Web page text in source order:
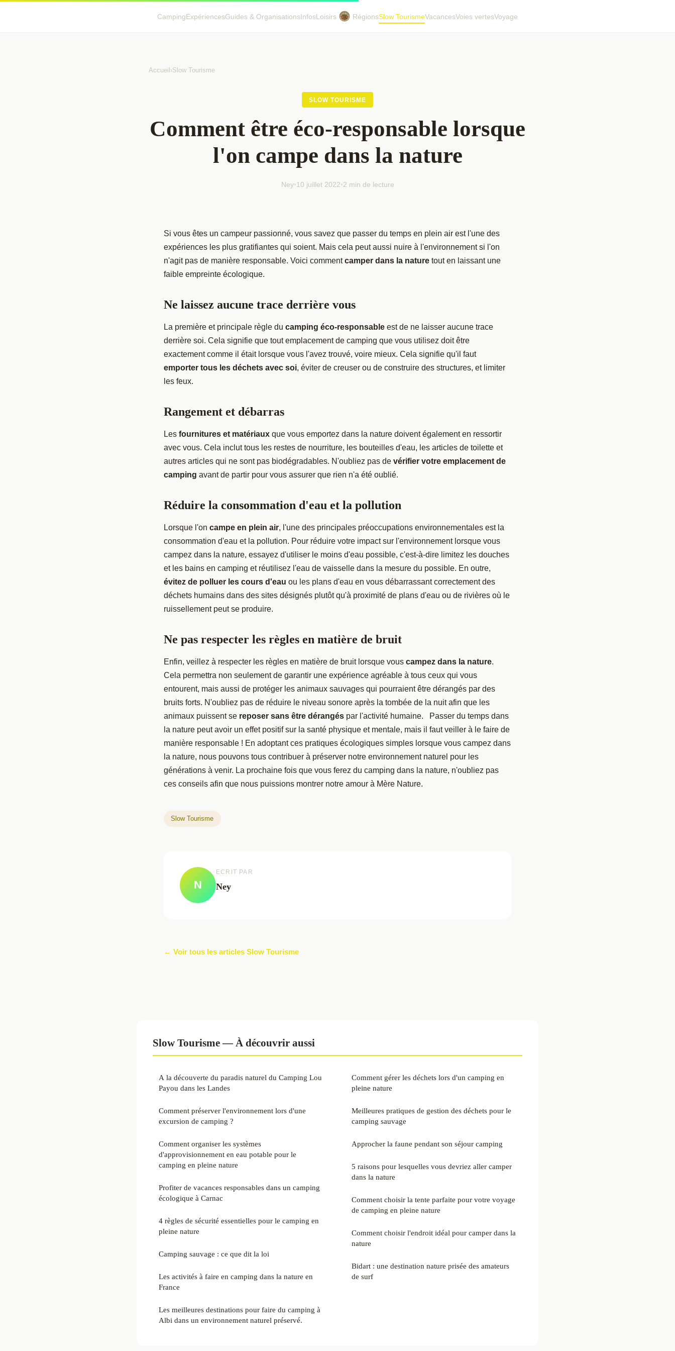
CampingExpériencesGuides & OrganisationsInfosLoisirs RégionsSlow TourismeVacancesVoies vertesVoyage
Accueil ›Slow Tourisme
SLOW TOURISME
Comment être éco-responsable lorsque
l'on campe dans la nature
Ney•10 juillet 2022•2 min de lecture
Si vous êtes un campeur passionné, vous savez que passer du temps en plein air est l'une des
expériences les plus gratifiantes qui soient. Mais cela peut aussi nuire à l'environnement si l'on
n'agit pas de manière responsable. Voici commentcamper dans la nature tout en laissant une
faible empreinte écologique.
Ne laissez aucune trace derrière vous
La première et principale règle du camping éco-responsable est de ne laisser aucune trace
derrière soi. Cela signifie que tout emplacement de camping que vous utilisez doit être
exactement comme il était lorsque vous l'avez trouvé, voire mieux. Cela signifie qu'il faut
emporter tous les déchets avec soi, éviter de creuser ou de construire des structures, et limiter
les feux.
Rangement et débarras
Les fournitures et matériaux que vous emportez dans la nature doivent également en ressortir
avec vous. Cela inclut tous les restes de nourriture, les bouteilles d'eau, les articles de toilette et
autres articles qui ne sont pas biodégradables. N'oubliez pas de vérifier votre emplacement de
camping avant de partir pour vous assurer que rien n'a été oublié.
Réduire la consommation d'eau et la pollution
Lorsque l'on campe en plein air, l'une des principales préoccupations environnementales est la
consommation d'eau et la pollution. Pour réduire votre impact sur l'environnement lorsque vous
campez dans la nature, essayez d'utiliser le moins d'eau possible, c'est-à-dire limitez les douches
et les bains en camping et réutilisez l'eau de vaisselle dans la mesure du possible. En outre,
évitez de polluer les cours d'eau ou les plans d'eau en vous débarrassant correctement des
déchets humains dans des sites désignés plutôt qu'à proximité de plans d'eau ou de rivières où le
ruissellement peut se produire.
Ne pas respecter les règles en matière de bruit
Enfin, veillez à respecter les règles en matière de bruit lorsque vous campez dans la nature.
Cela permettra non seulement de garantir une expérience agréable à tous ceux qui vous
entourent, mais aussi de protéger les animaux sauvages qui pourraient être dérangés par des
bruits forts. N'oubliez pas de réduire le niveau sonore après la tombée de la nuit afin que les
animaux puissent se reposer sans être dérangés par l'activité humaine. Passer du temps dans
la nature peut avoir un effet positif sur la santé physique et mentale, mais il faut veiller à le faire de
manière responsable ! En adoptant ces pratiques écologiques simples lorsque vous campez dans
la nature, nous pouvons tous contribuer à préserver notre environnement naturel pour les
générations à venir. La prochaine fois que vous ferez du camping dans la nature, n'oubliez pas
ces conseils afin que nous puissions montrer notre amour à Mère Nature.
Slow Tourisme
N
ECRIT PAR
Ney
← Voir tous les articles Slow Tourisme
Slow Tourisme — À découvrir aussi
A la découverte du paradis naturel du Camping Lou
Payou dans les Landes
Comment préserver l'environnement lors d'une
excursion de camping ?
Comment organiser les systèmes
d'approvisionnement en eau potable pour le
camping en pleine nature
Profiter de vacances responsables dans un camping
écologique à Carnac
4 règles de sécurité essentielles pour le camping en
pleine nature
Camping sauvage : ce que dit la loi
Les activités à faire en camping dans la nature en
France
Les meilleures destinations pour faire du camping à
Albi dans un environnement naturel préservé.
Comment gérer les déchets lors d'un camping en
pleine nature
Meilleures pratiques de gestion des déchets pour le
camping sauvage
Approcher la faune pendant son séjour camping
5 raisons pour lesquelles vous devriez aller camper
dans la nature
Comment choisir la tente parfaite pour votre voyage
de camping en pleine nature
Comment choisir l'endroit idéal pour camper dans la
nature
Bidart : une destination nature prisée des amateurs
de surf